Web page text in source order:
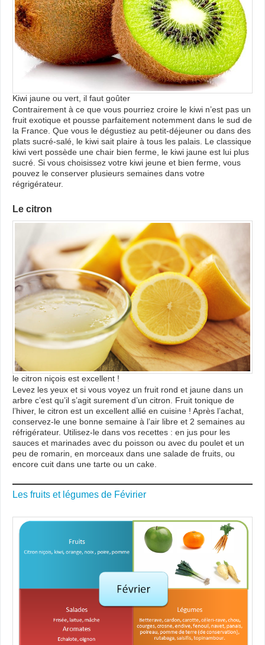
Kiwi jaune ou vert, il faut goûter
Contrairement à ce que vous pourriez croire le kiwi n’est pas un
fruit exotique et pousse parfaitement notemment dans le sud de
la France. Que vous le dégustiez au petit-déjeuner ou dans des
plats sucré-salé, le kiwi sait plaire à tous les palais. Le classique
kiwi vert possède une chair bien ferme, le kiwi jaune est lui plus
sucré. Si vous choisissez votre kiwi jeune et bien ferme, vous
pouvez le conserver plusieurs semaines dans votre
régrigérateur.
Le citron
le citron niçois est excellent !
Levez les yeux et si vous voyez un fruit rond et jaune dans un
arbre c’est qu’il s’agit surement d’un citron. Fruit tonique de
l’hiver, le citron est un excellent allié en cuisine ! Après l’achat,
conservez-le une bonne semaine à l’air libre et 2 semaines au
réfrigérateur. Utilisez-le dans vos recettes : en jus pour les
sauces et marinades avec du poisson ou avec du poulet et un
peu de romarin, en morceaux dans une salade de fruits, ou
encore cuit dans une tarte ou un cake.
Les fruits et légumes de Févirier